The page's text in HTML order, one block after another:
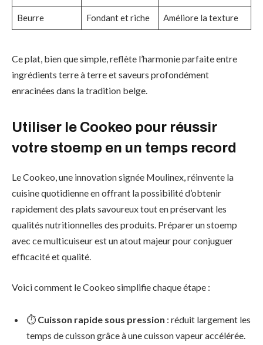
Beurre Fondant et riche Améliore la texture
Ce plat, bien que simple, reflète l’harmonie parfaite entre
ingrédients terre à terre et saveurs profondément
enracinées dans la tradition belge.
Utiliser le Cookeo pour réussir
votre stoemp en un temps record
Le Cookeo, une innovation signée Moulinex, réinvente la
cuisine quotidienne en offrant la possibilité d’obtenir
rapidement des plats savoureux tout en préservant les
qualités nutritionnelles des produits. Préparer un stoemp
avec ce multicuiseur est un atout majeur pour conjuguer
efficacité et qualité.
Voici comment le Cookeo simplifie chaque étape :
⏱️ Cuisson rapide sous pression : réduit largement les
temps de cuisson grâce à une cuisson vapeur accélérée.